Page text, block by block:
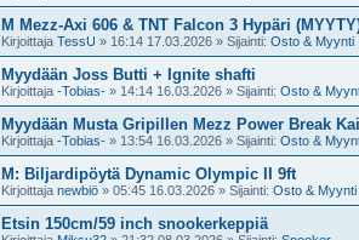
M Mezz-Axi 606 & TNT Falcon 3 Hypäri
Kirjoittaja TessU » 16:14 17.03.2026 » Sijainti: Osto & Myynti
Myydään Joss Butti + Ignite shafti
Kirjoittaja -Tobias- » 14:14 16.03.2026 » Sijainti: Osto &
Myydään Musta Gripillen Mezz Power Break Kai
Kirjoittaja -Tobias- » 13:54 16.03.2026 » Sijainti: Osto &
M: Biljardipöytä Dynamic Olympic II 9ft
Kirjoittaja newbiö » 05:45 16.03.2026 » Sijainti: Osto & Myynti
Etsin 150cm/59 inch snookerkeppiä